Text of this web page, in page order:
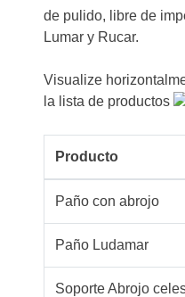
de pulido, libre de
Lumar y Rucar.
Visualize
la lista de productos
Producto
Paño con abrojo
Paño Ludamar
Soporte Abrojo